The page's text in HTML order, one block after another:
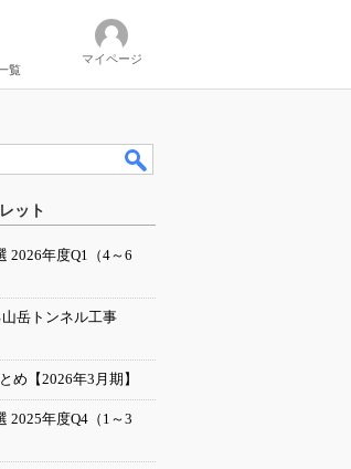
覧
マイページ
ット
2026年度Q1（4～6
岳トンネル工事
め【2026年3月期】
2025年度Q4（1～3